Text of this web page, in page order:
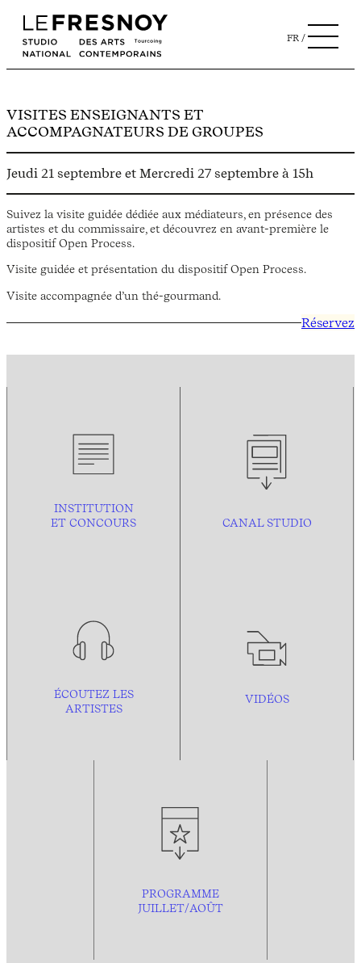
FR
VISITES ENSEIGNANTS ET
ACCOMPAGNATEURS DE GROUPES
Jeudi 21 septembre et Mercredi 27 septembre à 15h
Suivez la visite guidée dédiée aux médiateurs, en présence des
artistes et du commissaire, et découvrez en avant-première le
dispositif Open Process.
Visite guidée et présentation du dispositif Open Process.
Visite accompagnée d’un thé-gourmand.
Réservez
INSTITUTION
ET CONCOURS
CANAL STUDIO
ÉCOUTEZ LES
ARTISTES
VIDÉOS
PROGRAMME
JUILLET/AOÛT